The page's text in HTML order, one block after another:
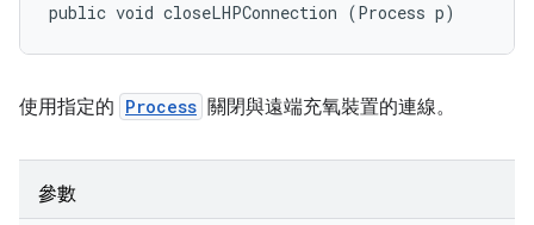
public void closeLHPConnection (Process p)
使用指定的 Process 關閉與遠端充氧裝置的連線。
參數